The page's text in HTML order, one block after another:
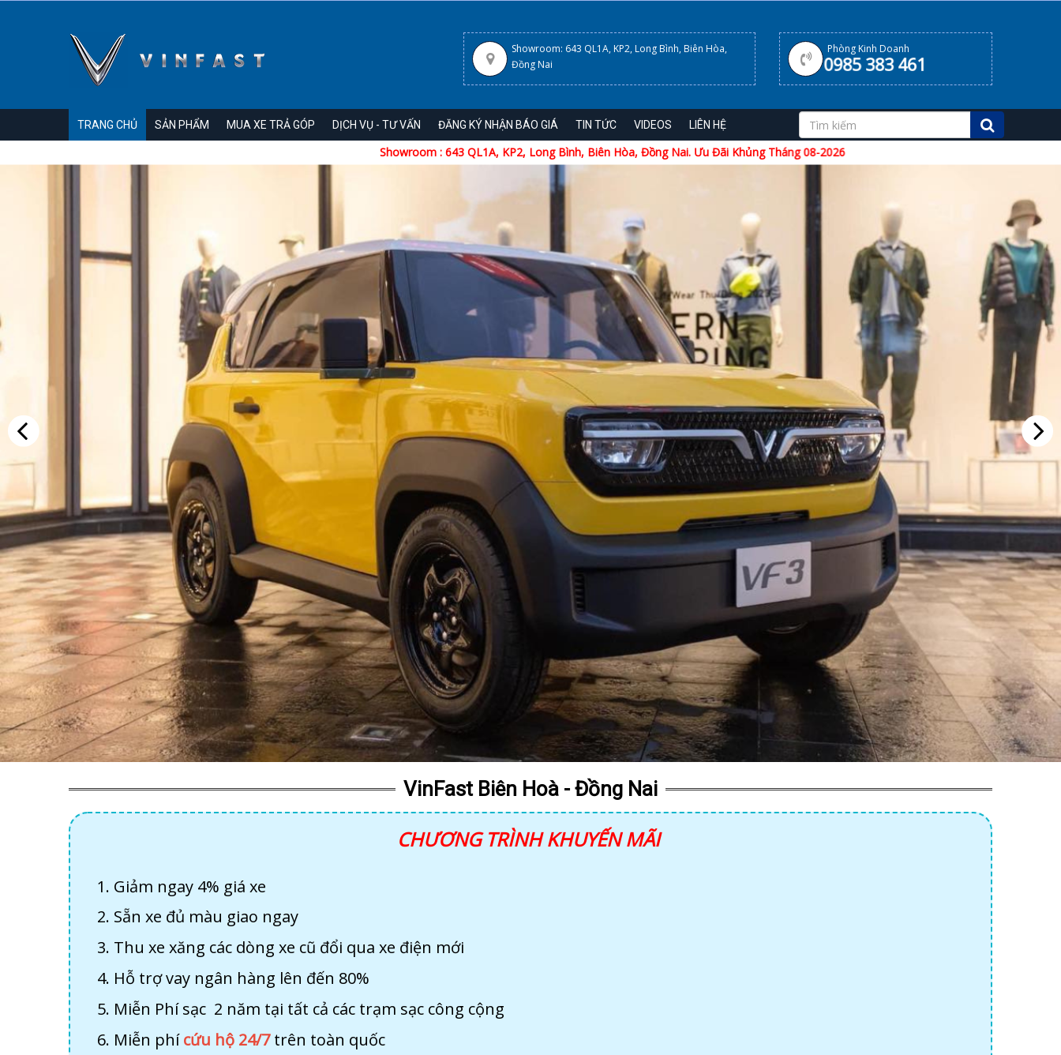
Showroom: 643 QL1A, KP2, Long Bình, Biên Hòa,
Đồng Nai
Phòng Kinh Doanh
0985 383 461
TRANG CHỦ SẢN PHẨM MUA XE TRẢ GÓP DỊCH VỤ - TƯ VẤN ĐĂNG KÝ NHẬN BÁO GIÁ TIN TỨC VIDEOS LIÊN HỆ
Showroom : 643 QL1A, KP2, Long Bình, Biên Hòa, Đồng Nai. Ưu Đãi Khủng Tháng 08-2026
VinFast Biên Hoà - Đồng Nai
CHƯƠNG TRÌNH KHUYẾN MÃI
Giảm ngay 4% giá xe
Sẵn xe đủ màu giao ngay
Thu xe xăng các dòng xe cũ đổi qua xe điện mới
Hỗ trợ vay ngân hàng lên đến 80%
Miễn Phí sạc 2 năm tại tất cả các trạm sạc công cộng
Miễn phícứu hộ 24/7trên toàn quốc